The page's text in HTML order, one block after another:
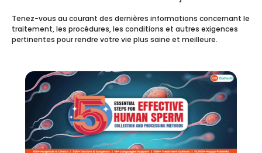
Tenez-vous au courant des dernières informations concernant le
traitement, les procédures, les conditions et autres exigences
pertinentes pour rendre votre vie plus saine et meilleure.